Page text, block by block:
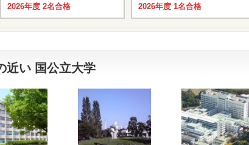
2026年度 2名合格 2026年度 1名合格
近い 国公立大学